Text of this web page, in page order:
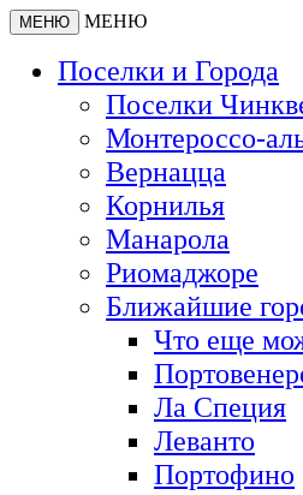
МЕНЮ МЕНЮ
Поселки и Города
Поселки
Монтероссо-
Вернацца
Корнилья
Манарола
Риомаджоре
Ближайшие
Что еще
Ла Специя
Леванто
Портофино